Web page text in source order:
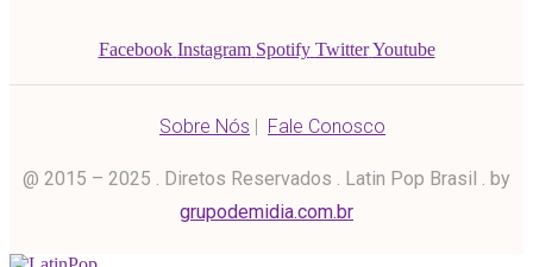
Facebook Instagram Spotify Twitter Youtube
Sobre Nós | Fale Conosco
@ 2015 – 2025 . Diretos Reservados . Latin Pop Brasil . by
grupodemidia.com.br